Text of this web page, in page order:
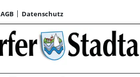
AGB Datenschutz